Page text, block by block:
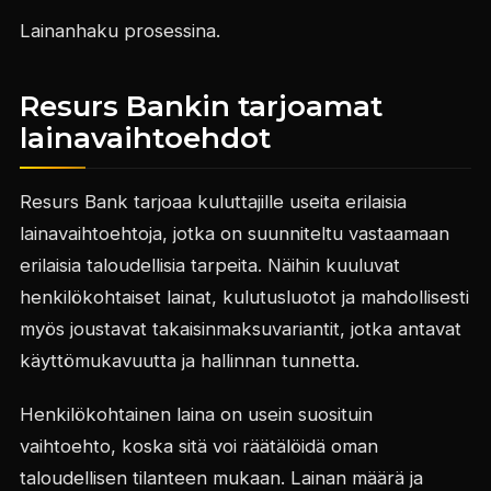
Lainanhaku prosessina.
Resurs Bankin tarjoamat
lainavaihtoehdot
Resurs Bank tarjoaa kuluttajille useita erilaisia
lainavaihtoehtoja, jotka on suunniteltu vastaamaan
erilaisia taloudellisia tarpeita. Näihin kuuluvat
henkilökohtaiset lainat, kulutusluotot ja mahdollisesti
myös joustavat takaisinmaksuvariantit, jotka antavat
käyttömukavuutta ja hallinnan tunnetta.
Henkilökohtainen laina on usein suosituin
vaihtoehto, koska sitä voi räätälöidä oman
taloudellisen tilanteen mukaan. Lainan määrä ja